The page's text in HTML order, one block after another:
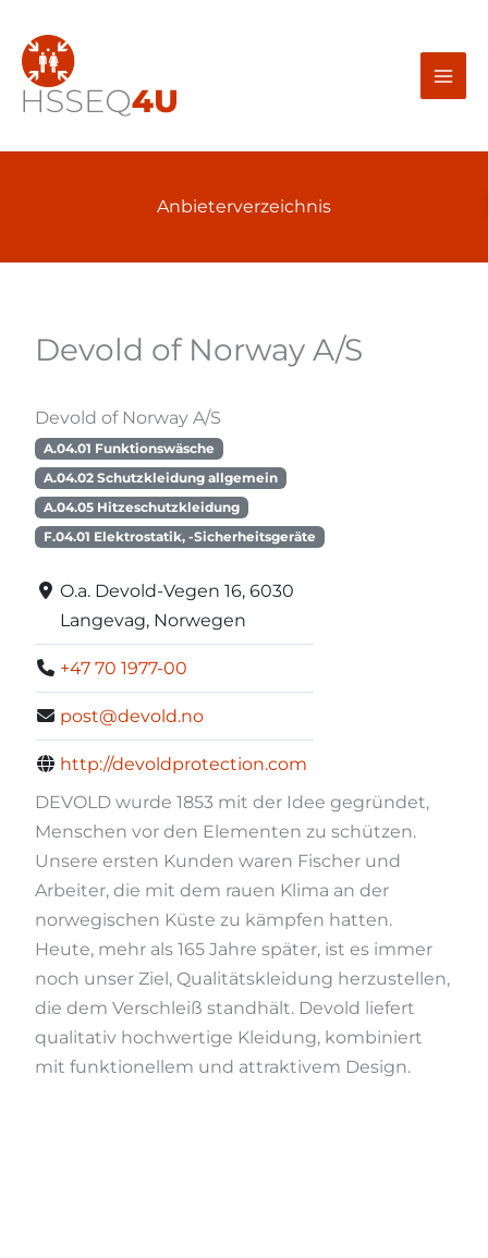
Inhalt
springen
Anbieterverzeichnis
Devold of Norway A/S
Devold of Norway A/S
A.04.01 Funktionswäsche
A.04.02 Schutzkleidung allgemein
A.04.05 Hitzeschutzkleidung
F.04.01 Elektrostatik, -Sicherheitsgeräte
O.a. Devold-Vegen 16, 6030
Langevag, Norwegen
+47 70 1977-00
post@devold.no
http://devoldprotection.com
DEVOLD wurde 1853 mit der Idee gegründet,
Menschen vor den Elementen zu schützen.
Unsere ersten Kunden waren Fischer und
Arbeiter, die mit dem rauen Klima an der
norwegischen Küste zu kämpfen hatten.
Heute, mehr als 165 Jahre später, ist es immer
noch unser Ziel, Qualitätskleidung herzustellen,
die dem Verschleiß standhält. Devold liefert
qualitativ hochwertige Kleidung, kombiniert
mit funktionellem und attraktivem Design.